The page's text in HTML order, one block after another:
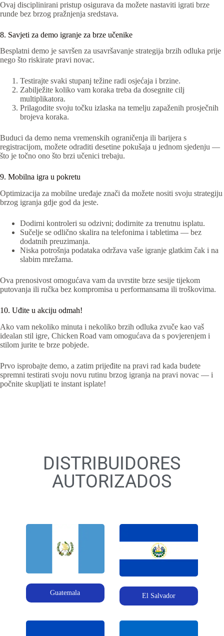
Ovaj disciplinirani pristup osigurava da možete nastaviti igrati brze
runde bez brzog pražnjenja sredstava.
8. Savjeti za demo igranje za brze učenike
Besplatni demo je savršen za usavršavanje strategija brzih odluka prije
nego što riskirate pravi novac.
Testirajte svaki stupanj težine radi osjećaja i brzine.
Zabilježite koliko vam koraka treba da dosegnite cilj
multiplikatora.
Prilagodite svoju točku izlaska na temelju zapaženih prosječnih
brojeva koraka.
Buduci da demo nema vremenskih ograničenja ili barijera s
registracijom, možete odraditi desetine pokušaja u jednom sjedenju —
što je točno ono što brzi učenici trebaju.
9. Mobilna igra u pokretu
Optimizacija za mobilne uređaje znači da možete nositi svoju strategiju
brzog igranja gdje god da jeste.
Dodirni kontroleri su odzivni; dodirnite za trenutnu isplatu.
Sučelje se odlično skalira na telefonima i tabletima — bez
dodatnih preuzimanja.
Niska potrošnja podataka održava vaše igranje glatkim čak i na
slabim mrežama.
Ova prenosivost omogućava vam da uvrstite brze sesije tijekom
putovanja ili ručka bez kompromisa u performansama ili troškovima.
10. Uđite u akciju odmah!
Ako vam nekoliko minuta i nekoliko brzih odluka zvuče kao vaš
idealan stil igre, Chicken Road vam omogućava da s povjerenjem i
stilom jurite te brze pobjede.
Prvo isprobajte demo, a zatim prijeđite na pravi rad kada budete
spremni testirati svoju novu rutinu brzog igranja na pravi novac — i
počnite skupljati te instant isplate!
DISTRIBUIDORES
AUTORIZADOS
Guatemala El Salvador